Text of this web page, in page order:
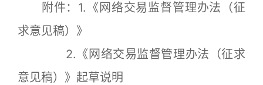
附件：1.《网络交易监督管理办法（征
求意见稿）》
2.《网络交易监督管理办法（征求
意见稿）》起草说明